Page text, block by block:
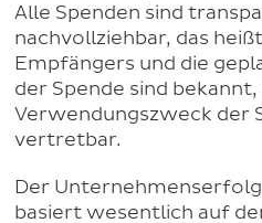
Alle Spenden sind
nachvollziehbar, das
Empfängers und die
der Spende sind
Verwendungszweck der
vertretbar.
Der
basiert wesentlich auf